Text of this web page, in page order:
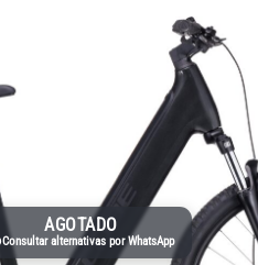
AGOTADO
Consultar alternativas por WhatsApp